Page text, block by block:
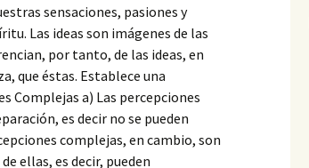
sensaciones, pasiones y
Las ideas son imágenes de las
por tanto, de las ideas, en
que éstas. Establece una
Complejas a) Las percepciones
es decir no se pueden
complejas, en cambio, son
ellas, es decir, pueden